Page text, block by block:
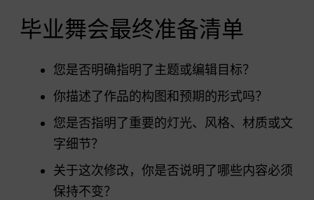
毕业舞会最终准备清单
您是否明确指明了主题或编辑目标？
你描述了作品的构图和预期的形式吗？
您是否指明了重要的灯光、风格、材质或文
字细节？
关于这次修改，你是否说明了哪些内容必须
保持不变？